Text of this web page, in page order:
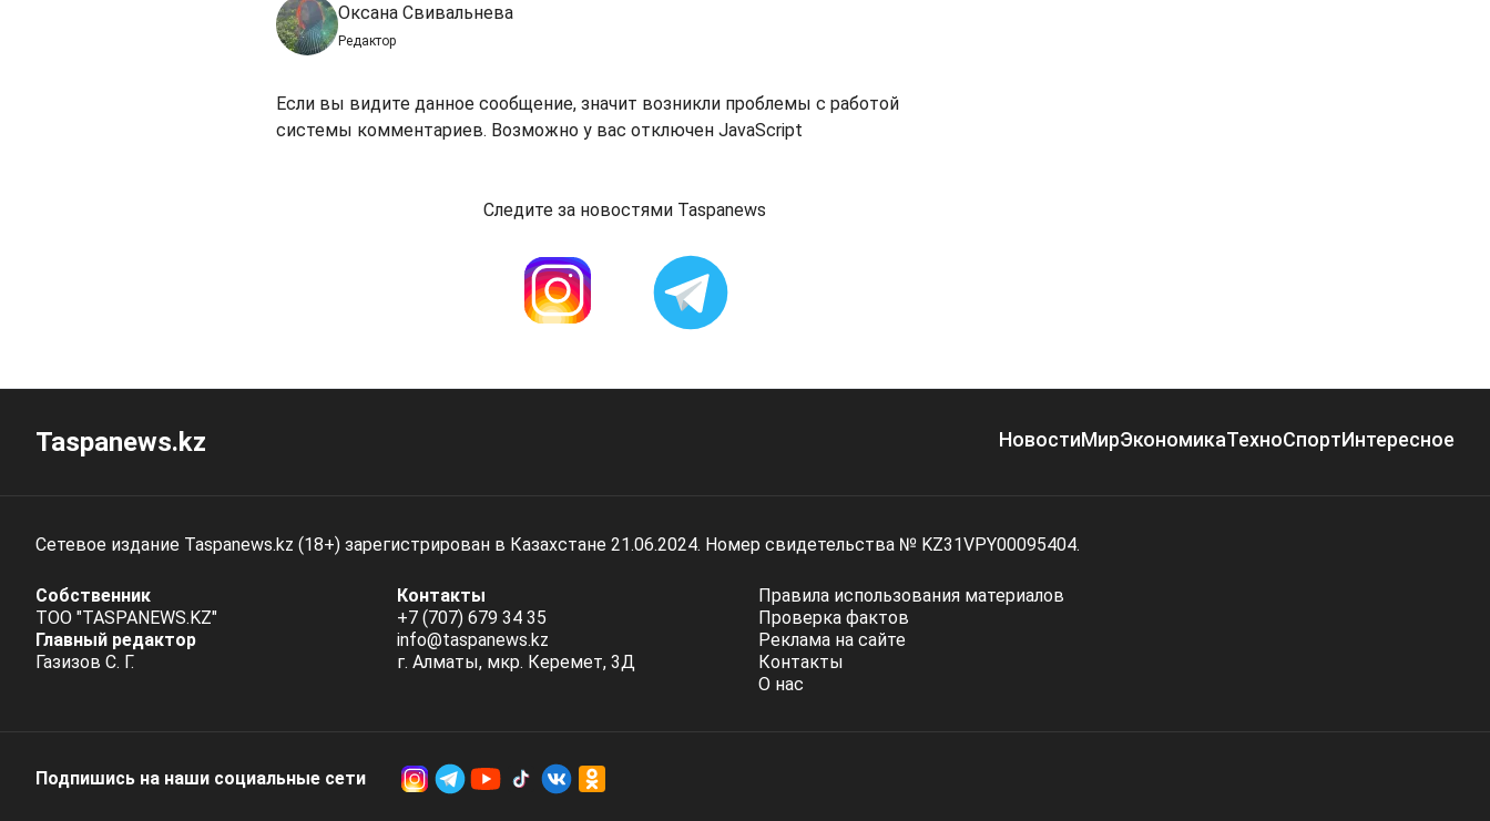
Оксана Свивальнева
Редактор
Если вы видите данное сообщение, значит возникли проблемы с работой
системы комментариев. Возможно у вас отключен JavaScript
Следите за новостями Taspanews
Taspanews.kz НовостиМирЭкономикаТехноСпортИнтересное
Сетевое издание Taspanews.kz (18+) зарегистрирован в Казахстане 21.06.2024. Номер свидетельства № KZ31VPY00095404.
Собственник
ТОО "TASPANEWS.KZ"
Главный редактор
Газизов С. Г.
Контакты
+7 (707) 679 34 35
info@taspanews.kz
г. Алматы, мкр. Керемет, 3Д
Правила использования материалов
Проверка фактов
Реклама на сайте
Контакты
О нас
Подпишись на наши социальные cети